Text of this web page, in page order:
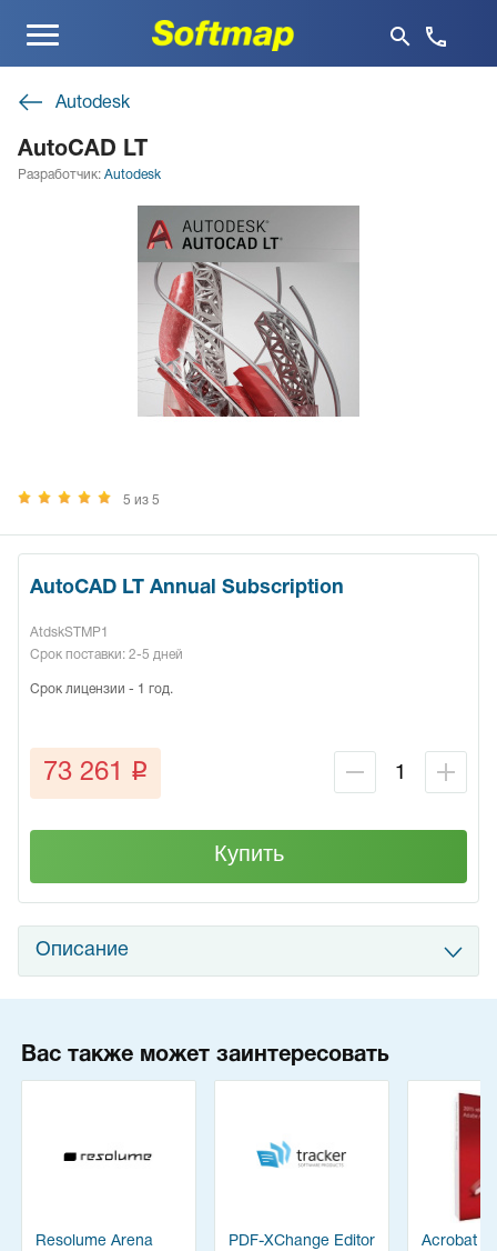
Меню
Autodesk
AutoCAD LT
Разработчик: Autodesk
5 из 5
AutoCAD LT Annual Subscription
AtdskSTMP1
Срок поставки: 2-5 дней
Срок лицензии - 1 год.
73 261 q
Купить
Описание
Вас также может заинтересовать
Resolume Arena PDF-XChange Editor Acrobat